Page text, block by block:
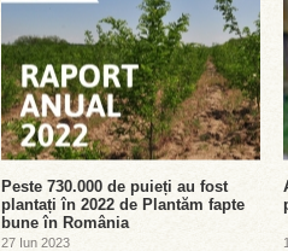
Peste 730.000 de puieți au fost
plantați în 2022 de Plantăm fapte
bune în România
27 Iun 2023